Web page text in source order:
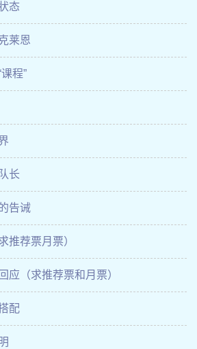
态
莱恩
程”
长
告诫
推荐票月票）
应（求推荐票和月票）
配